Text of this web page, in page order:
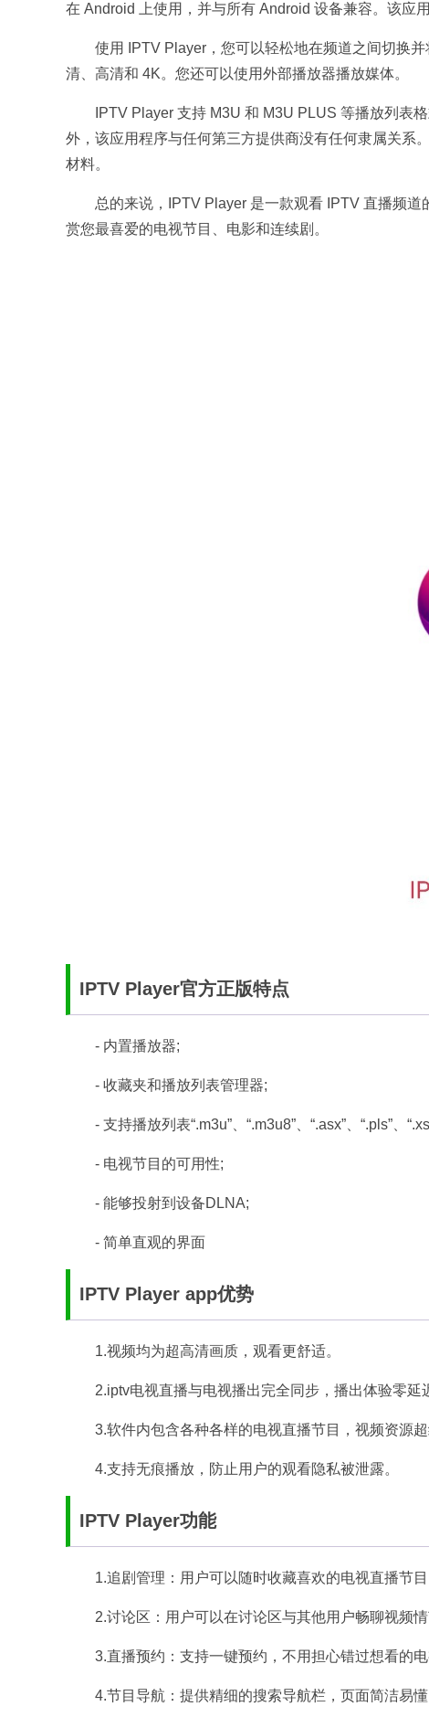
在 Android 上使用，并与所有 Android 设备兼容。该应
使用 IPTV Player，您可以轻松地在频道之间切换
清、高清和 4K。您还可以使用外部播放器播放媒体。
IPTV Player 支持 M3U 和 M3U PLUS 等播放列表
外，该应用程序与任何第三方提供商没有任何隶属关系
材料。
总的来说，IPTV Player 是一款观看 IPTV 直播频
赏您最喜爱的电视节目、电影和连续剧。
IPTV Player官方正版特点
- 内置播放器;
- 收藏夹和播放列表管理器;
- 支持播放列表“.m3u”、“.m3u8”、“.asx”、“.pls”、
- 电视节目的可用性;
- 能够投射到设备DLNA;
- 简单直观的界面
IPTV Player app优势
1.视频均为超高清画质，观看更舒适。
2.iptv电视直播与电视播出完全同步，播出体验零延
3.软件内包含各种各样的电视直播节目，视频资源
4.支持无痕播放，防止用户的观看隐私被泄露。
IPTV Player功能
1.追剧管理：用户可以随时收藏喜欢的电视直播节
2.讨论区：用户可以在讨论区与其他用户畅聊视频情
3.直播预约：支持一键预约，不用担心错过想看的电
4.节目导航：提供精细的搜索导航栏，页面简洁易懂